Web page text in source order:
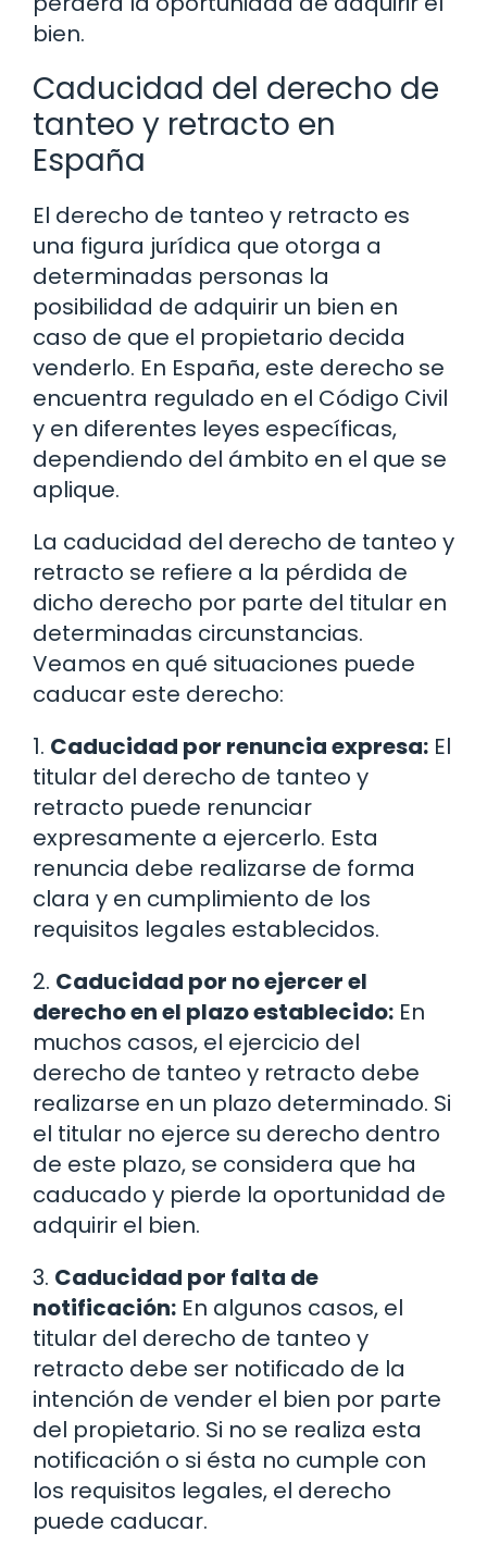
bien.
Caducidad del derecho de
tanteo y retracto en
España
El derecho de tanteo y retracto es
una figura jurídica que otorga a
determinadas personas la
posibilidad de adquirir un bien en
caso de que el propietario decida
venderlo. En España, este derecho se
encuentra regulado en el Código Civil
y en diferentes leyes específicas,
dependiendo del ámbito en el que se
aplique.
La caducidad del derecho de tanteo y
retracto se refiere a la pérdida de
dicho derecho por parte del titular en
determinadas circunstancias.
Veamos en qué situaciones puede
caducar este derecho:
1. Caducidad por renuncia expresa: El
titular del derecho de tanteo y
retracto puede renunciar
expresamente a ejercerlo. Esta
renuncia debe realizarse de forma
clara y en cumplimiento de los
requisitos legales establecidos.
2. Caducidad por no ejercer el
derecho en el plazo establecido: En
muchos casos, el ejercicio del
derecho de tanteo y retracto debe
realizarse en un plazo determinado. Si
el titular no ejerce su derecho dentro
de este plazo, se considera que ha
caducado y pierde la oportunidad de
adquirir el bien.
3. Caducidad por falta de
notificación: En algunos casos, el
titular del derecho de tanteo y
retracto debe ser notificado de la
intención de vender el bien por parte
del propietario. Si no se realiza esta
notificación o si ésta no cumple con
los requisitos legales, el derecho
puede caducar.